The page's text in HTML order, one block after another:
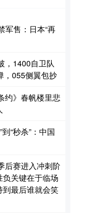
军售：日本“再
，1400自卫队
，055侧翼包抄
约》春帆楼里悲
“秒杀”：中国
后赛进入冲刺阶
关键在于临场
最后谁就会笑